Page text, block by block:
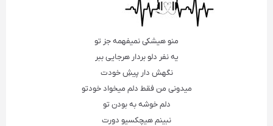
منو هیشکی نمیفهمه جز تو
یه نفر دلو بردار هرجایی ببر
نگهش دار پیشِ خودت
میدونی من فقط دلم میخواد خودتو
دلم خوشه به بودن تو
نبینم هیچکسیو دورت